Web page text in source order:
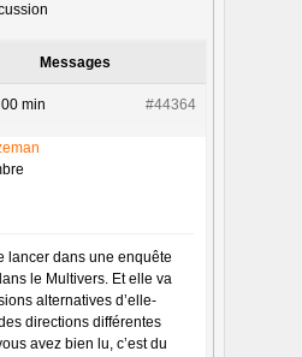
Messages
min #44364
lancer dans une enquête
le Multivers. Et elle va
alternatives d’elle-
directions différentes
avez bien lu, c’est du